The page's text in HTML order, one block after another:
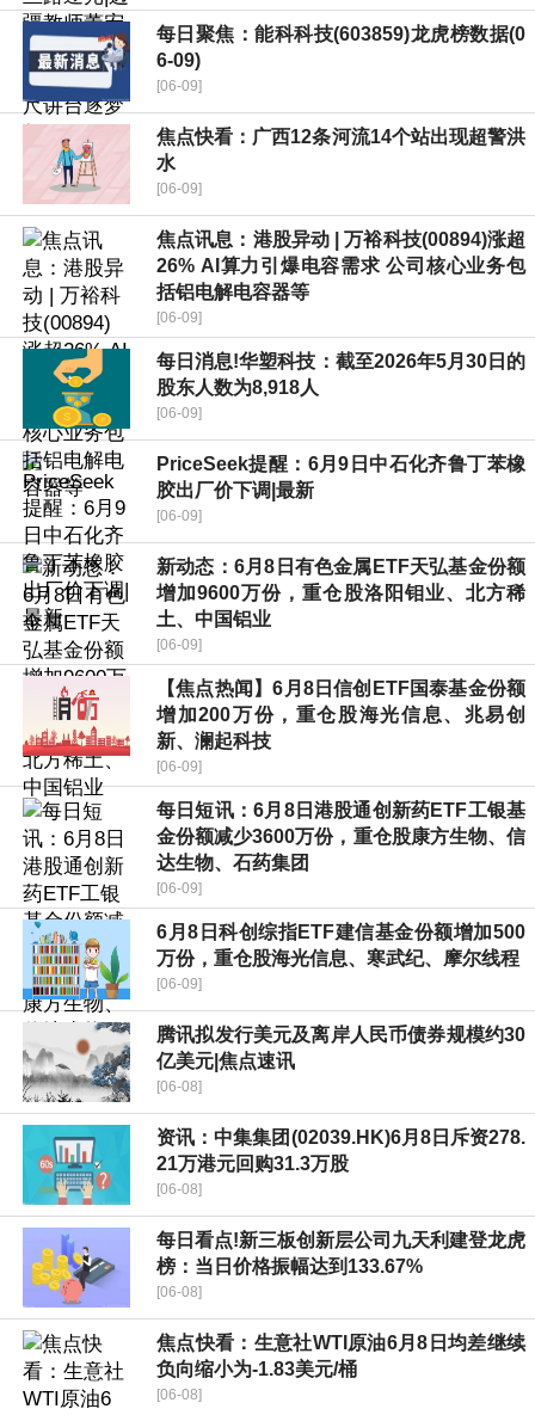
每日聚焦：能科科技(603859)龙虎榜数据(0
6-09)
[06-09]
焦点快看：广西12条河流14个站出现超警洪
水
[06-09]
焦点讯息：港股异动 | 万裕科技(00894)涨超
26% AI算力引爆电容需求 公司核心业务包
括铝电解电容器等
[06-09]
每日消息!华塑科技：截至2026年5月30日的
股东人数为8,918人
[06-09]
PriceSeek提醒：6月9日中石化齐鲁丁苯橡
胶出厂价下调|最新
[06-09]
新动态：6月8日有色金属ETF天弘基金份额
增加9600万份，重仓股洛阳钼业、北方稀
土、中国铝业
[06-09]
【焦点热闻】6月8日信创ETF国泰基金份额
增加200万份，重仓股海光信息、兆易创
新、澜起科技
[06-09]
每日短讯：6月8日港股通创新药ETF工银基
金份额减少3600万份，重仓股康方生物、信
达生物、石药集团
[06-09]
6月8日科创综指ETF建信基金份额增加500
万份，重仓股海光信息、寒武纪、摩尔线程
[06-09]
腾讯拟发行美元及离岸人民币债券规模约30
亿美元|焦点速讯
[06-08]
资讯：中集集团(02039.HK)6月8日斥资278.
21万港元回购31.3万股
[06-08]
每日看点!新三板创新层公司九天利建登龙虎
榜：当日价格振幅达到133.67%
[06-08]
焦点快看：生意社WTI原油6月8日均差继续
负向缩小为-1.83美元/桶
[06-08]